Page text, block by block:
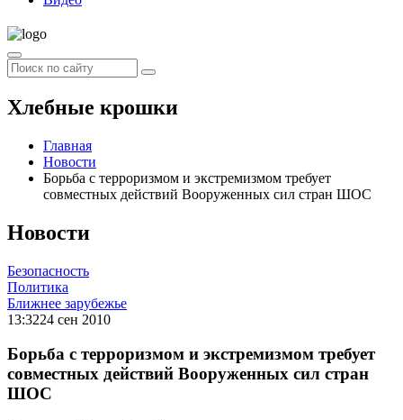
Хлебные крошки
Главная
Новости
Борьба с терроризмом и экстремизмом требует
совместных действий Вооруженных сил стран ШОС
Новости
Безопасность
Политика
Ближнее зарубежье
13:3224 сен 2010
Борьба с терроризмом и экстремизмом требует
совместных действий Вооруженных сил стран
ШОС